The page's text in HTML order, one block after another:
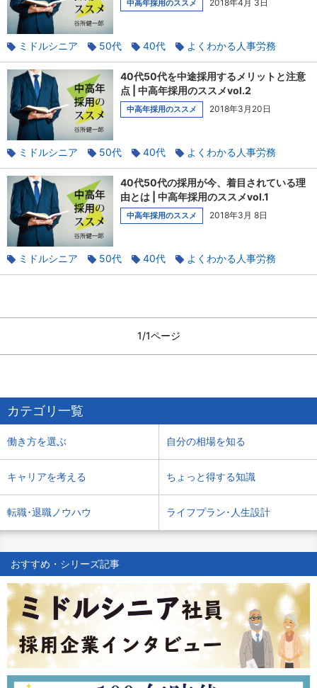
中高年採用のススメ 2018年4月 3日
ミドルシニア 50代 40代
よくわかる人事労務
正社員
中高年採用
40代50代を中途採用するメリットと注意
点 | 中高年採用のススメvol.2
中高年採用のススメ 2018年3月20日
ミドルシニア 50代 40代
よくわかる人事労務
正社員
中高年採用
40代50代の採用が今、着目されている理
由とは | 中高年採用のススメvol.1
中高年採用のススメ 2018年3月 8日
ミドルシニア 50代 40代
よくわかる人事労務
1/1ページ
カテゴリ一覧
働き方を選ぶ 自分の相場を知る
キャリアを考える ちょっと得する知識
転職･退職ノウハウ ライフプラン･人生設計
おすすめ・シリーズ記事